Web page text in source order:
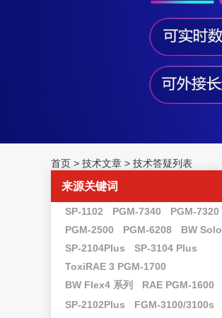
首页 > 技术文章 > 技术答疑列表
来源关键词
SP-1102 PGM-7340
PGM-7320
PGM-2500
PGM-6208
BW Solo
SP-2104Plus
SP-3104 Plus
ToxiRAE 3 PGM-1700
BW Flex4 系列
RAE PGM-1600
SP-2102Plus
FGM-3100/3100s